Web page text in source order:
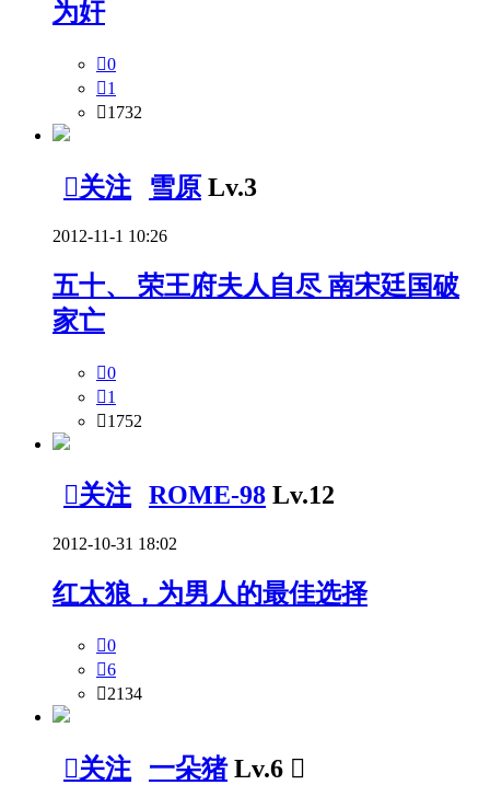
为奸
0
1
1732
关注 雪原 Lv.3
2012-11-1 10:26
五十、 荣王府夫人自尽 南宋廷国破
家亡
0
1
1752
关注 ROME-98 Lv.12
2012-10-31 18:02
红太狼，为男人的最佳选择
0
6
2134
关注 一朵猪 Lv.6 